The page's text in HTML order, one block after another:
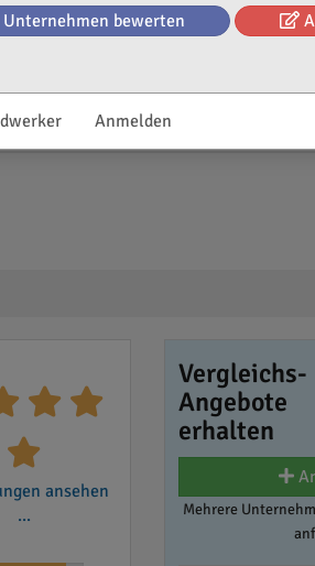
Unternehmen bewerten
Anmelden
ansehen
...
Vergleichs-
Angebote
erhalten
Mehrere